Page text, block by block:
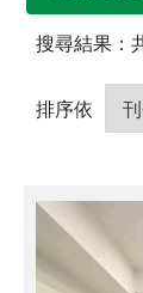
搜尋結果：
排序依